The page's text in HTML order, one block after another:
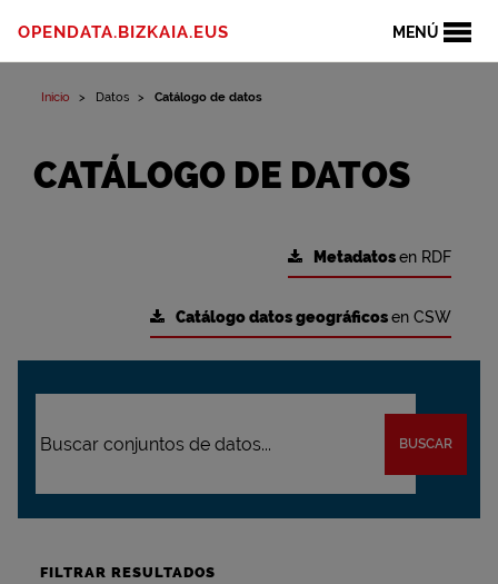
MENÚ
OPENDATA.BIZKAIA.EUS
Inicio Datos Catálogo de datos
CATÁLOGO DE DATOS
Metadatosen RDF
Catálogo datos geográficosen CSW
BUSCAR
FILTRAR RESULTADOS